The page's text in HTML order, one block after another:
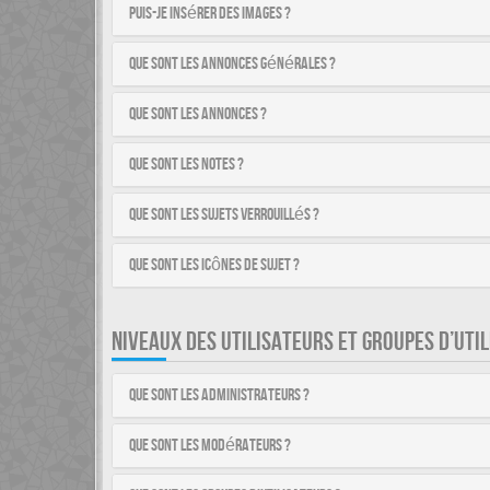
Puis-je insérer des images ?
Que sont les annonces générales ?
Que sont les annonces ?
Que sont les notes ?
Que sont les sujets verrouillés ?
Que sont les icônes de sujet ?
NIVEAUX DES UTILISATEURS ET GROUPES
Que sont les administrateurs ?
Que sont les modérateurs ?